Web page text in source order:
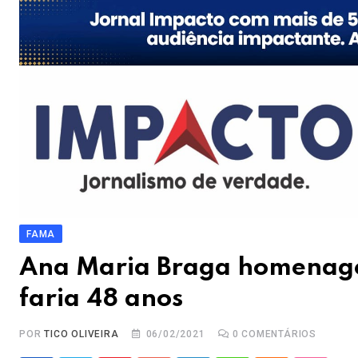
FAMA
Ana Maria Braga
faria 48 anos
PORTICO OLIVEIRA 06/02/2021 0 COMENTÁRIOS